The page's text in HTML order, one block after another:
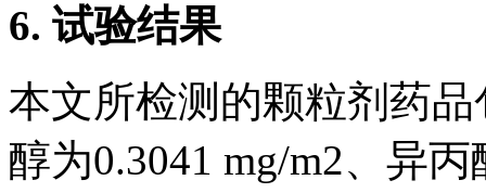
6. 试验结果
本文所检测的颗粒剂药
醇为0.3041 mg/m2、异